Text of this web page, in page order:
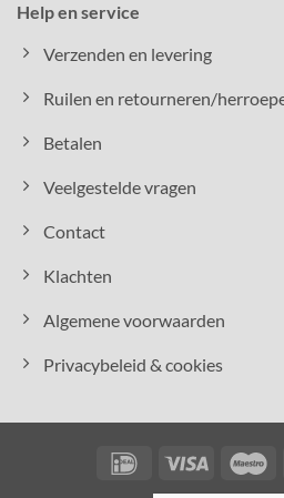
Help en service
Verzenden en levering
Ruilen en retourneren/
Betalen
Veelgestelde vragen
Contact
Klachten
Algemene voorwaarden
Privacybeleid & cookies
IDeal Visa